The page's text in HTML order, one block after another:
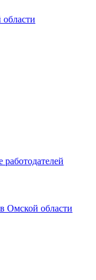
Омской области